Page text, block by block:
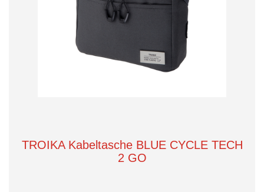
TROIKA Kabeltasche BLUE CYCLE TECH
2 GO